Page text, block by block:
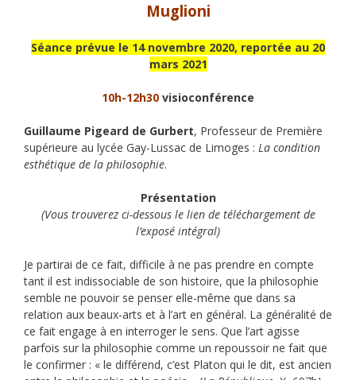
Muglioni
Séance prévue le 14 novembre 2020, reportée au 20
mars 2021
10h-12h30 visioconférence
Guillaume Pigeard de Gurbert, Professeur de Première
supérieure au lycée Gay-Lussac de Limoges : La condition
esthétique de la philosophie.
Présentation
(Vous trouverez ci-dessous le lien de téléchargement de
l’exposé intégral)
Je partirai de ce fait, difficile à ne pas prendre en compte
tant il est indissociable de son histoire, que la philosophie
semble ne pouvoir se penser elle-même que dans sa
relation aux beaux-arts et à l’art en général. La généralité de
ce fait engage à en interroger le sens. Que l’art agisse
parfois sur la philosophie comme un repoussoir ne fait que
le confirmer : « le différend, c’est Platon qui le dit, est ancien